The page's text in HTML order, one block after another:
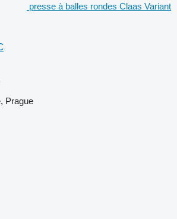
presse à balles rondes Claas Variant
Prague